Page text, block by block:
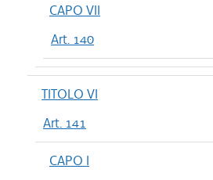
CAPO VII
Art. 140
TITOLO VI
Art. 141
CAPO I